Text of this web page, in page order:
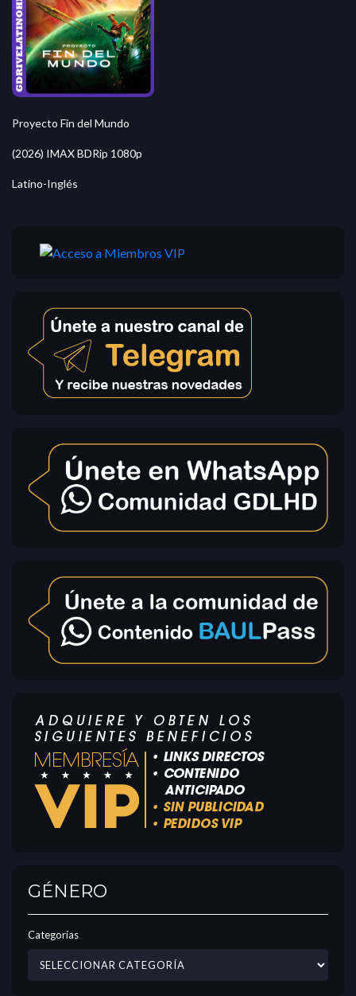
Proyecto Fin del Mundo
(2026) IMAX BDRip 1080p
Latino-Inglés
GÉNERO
Categorías